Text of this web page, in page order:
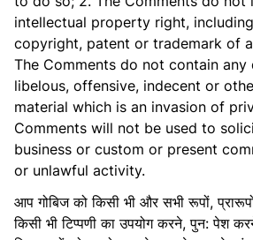
intellectual property right,
copyright, patent or trademark of
The Comments do not contain any
libelous, offensive, indecent or
material which is an invasion of
Comments will not be used to
business or custom or present
or unlawful activity.
आप गोबिज को किसी भी और सभी रूपों,
किसी भी टिप्पणी का उपयोग करने, पुन: पेश